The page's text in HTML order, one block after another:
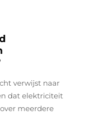
verwijst naar
dat elektriciteit
meerdere